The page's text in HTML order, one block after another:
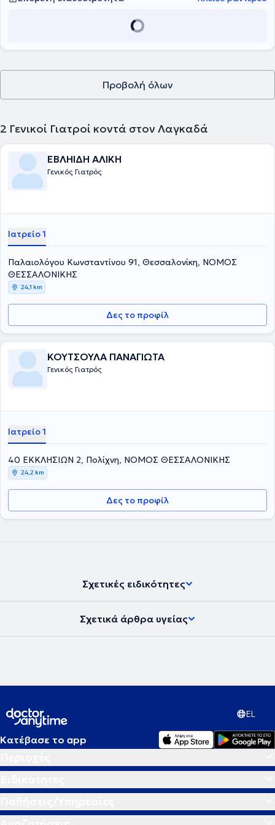
Προβολή όλων
2 Γενικοί Γιατροί κοντά στον Λαγκαδά
ΕΒΛΗΙΔΗ ΑΛΙΚΗ
Γενικός Γιατρός
Ιατρείο 1
Παλαιολόγου Κωνσταντίνου 91, Θεσσαλονίκη, ΝΟΜΟΣ
ΘΕΣΣΑΛΟΝΙΚΗΣ
24,1 km
Δες το προφίλ
ΚΟΥΤΣΟΥΛΑ ΠΑΝΑΓΙΩΤΑ
Γενικός Γιατρός
Ιατρείο 1
40 ΕΚΚΛΗΣΙΩΝ 2, Πολίχνη, ΝΟΜΟΣ ΘΕΣΣΑΛΟΝΙΚΗΣ
24,2 km
Δες το προφίλ
Σχετικές ειδικότητες
Σχετικά άρθρα υγείας
EL
Κατέβασε το app